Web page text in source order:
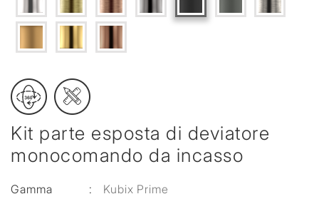
Kit parte esposta di deviatore
monocomando da incasso
Gamma :
Kubix Prime